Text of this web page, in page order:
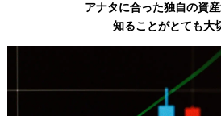
アナタに合った独自の資
知ることがとても大